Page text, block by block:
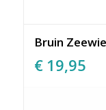
Bruin
€ 19,95